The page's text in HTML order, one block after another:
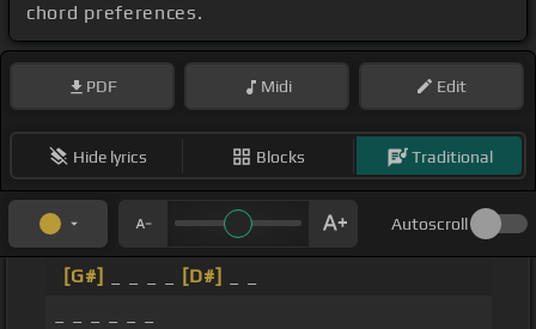
chord preferences.
PDF Midi Edit
Hide lyrics Blocks Traditional
Autoscroll
[G#] [D#]